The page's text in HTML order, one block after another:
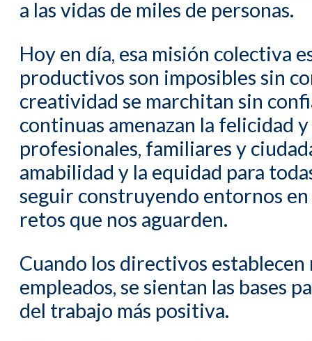
a las vidas de miles de personas.
Hoy en día, esa misión colectiva
productivos son imposibles sin
creatividad se marchitan sin
continuas amenazan la felicidad
profesionales, familiares y
amabilidad y la equidad para
seguir construyendo entornos
retos que nos aguarden.
Cuando los directivos
empleados, se sientan las bases
del trabajo más positiva.